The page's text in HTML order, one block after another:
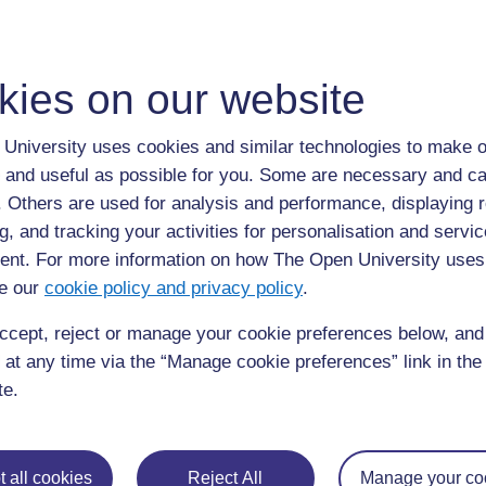
on our website
University uses cookies and similar technologies to make
useful as possible for you. Some are necessary and
Others are used for analysis and performance, displaying
and tracking your activities for personalisation and
For more information on how The Open University
our cookie policy and privacy policy.
reject or manage your cookie preferences below,
any time via the “Manage cookie preferences” link in
all cookies Reject All Manage your
Elle écrit une liste d'événements importants, avec la
papiers séparées et les présente sur une table. Elle
survenu dans une période. Elle demande à ses élèves
événements et dans quel ordre ils se sont passés ;
Elle cite un événement à la fois et invite un élève à
chronologique. Le reste de la classe vérifie qu'il l'a
ne sont pas sûrs de l'emplacement d'un événement
pensent que d'autres événements nationaux devraient
ajoute au besoin.
Activité 1 : Dessiner des frises
Dites à la classe que vous allez faire une frise
Commencez le cours en demandant à vos élèves
produits à l'école pendant l'année.
Demandez-leur de donner une date à chaque
Demandez aux élèves d'ordonner ces